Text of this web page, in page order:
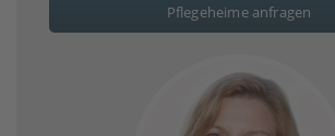
Pflegeheime anfragen